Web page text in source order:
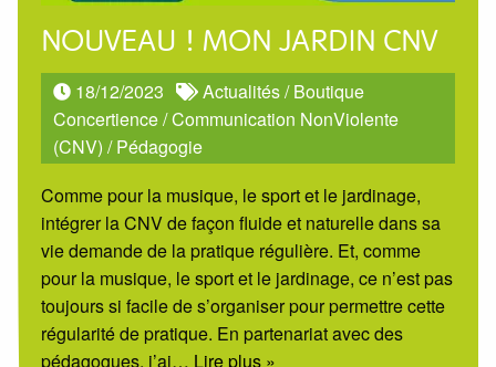
NOUVEAU ! MON JARDIN CNV
18/12/2023 Actualités/Boutique
Concertience/Communication NonViolente
(CNV) /Pédagogie
Comme pour la musique, le sport et le jardinage,
intégrer la CNV de façon fluide et naturelle dans sa
vie demande de la pratique régulière. Et, comme
pour la musique, le sport et le jardinage, ce n’est pas
toujours si facile de s’organiser pour permettre cette
régularité de pratique. En partenariat avec des
pédagogues, j’ai… Lire plus »